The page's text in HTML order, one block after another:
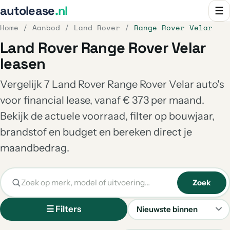
autolease.nl ☰
Home / Aanbod / Land Rover / Range Rover Velar
Land Rover Range Rover Velar
leasen
Vergelijk 7 Land Rover Range Rover Velar auto's
voor financial lease, vanaf € 373 per maand.
Bekijk de actuele voorraad, filter op bouwjaar,
brandstof en budget en bereken direct je
maandbedrag.
☰ Filters
Sorteren
Zoek